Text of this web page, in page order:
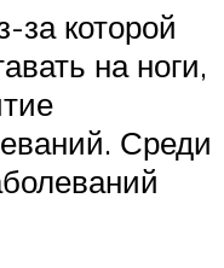
за которой
на ноги,
Среди